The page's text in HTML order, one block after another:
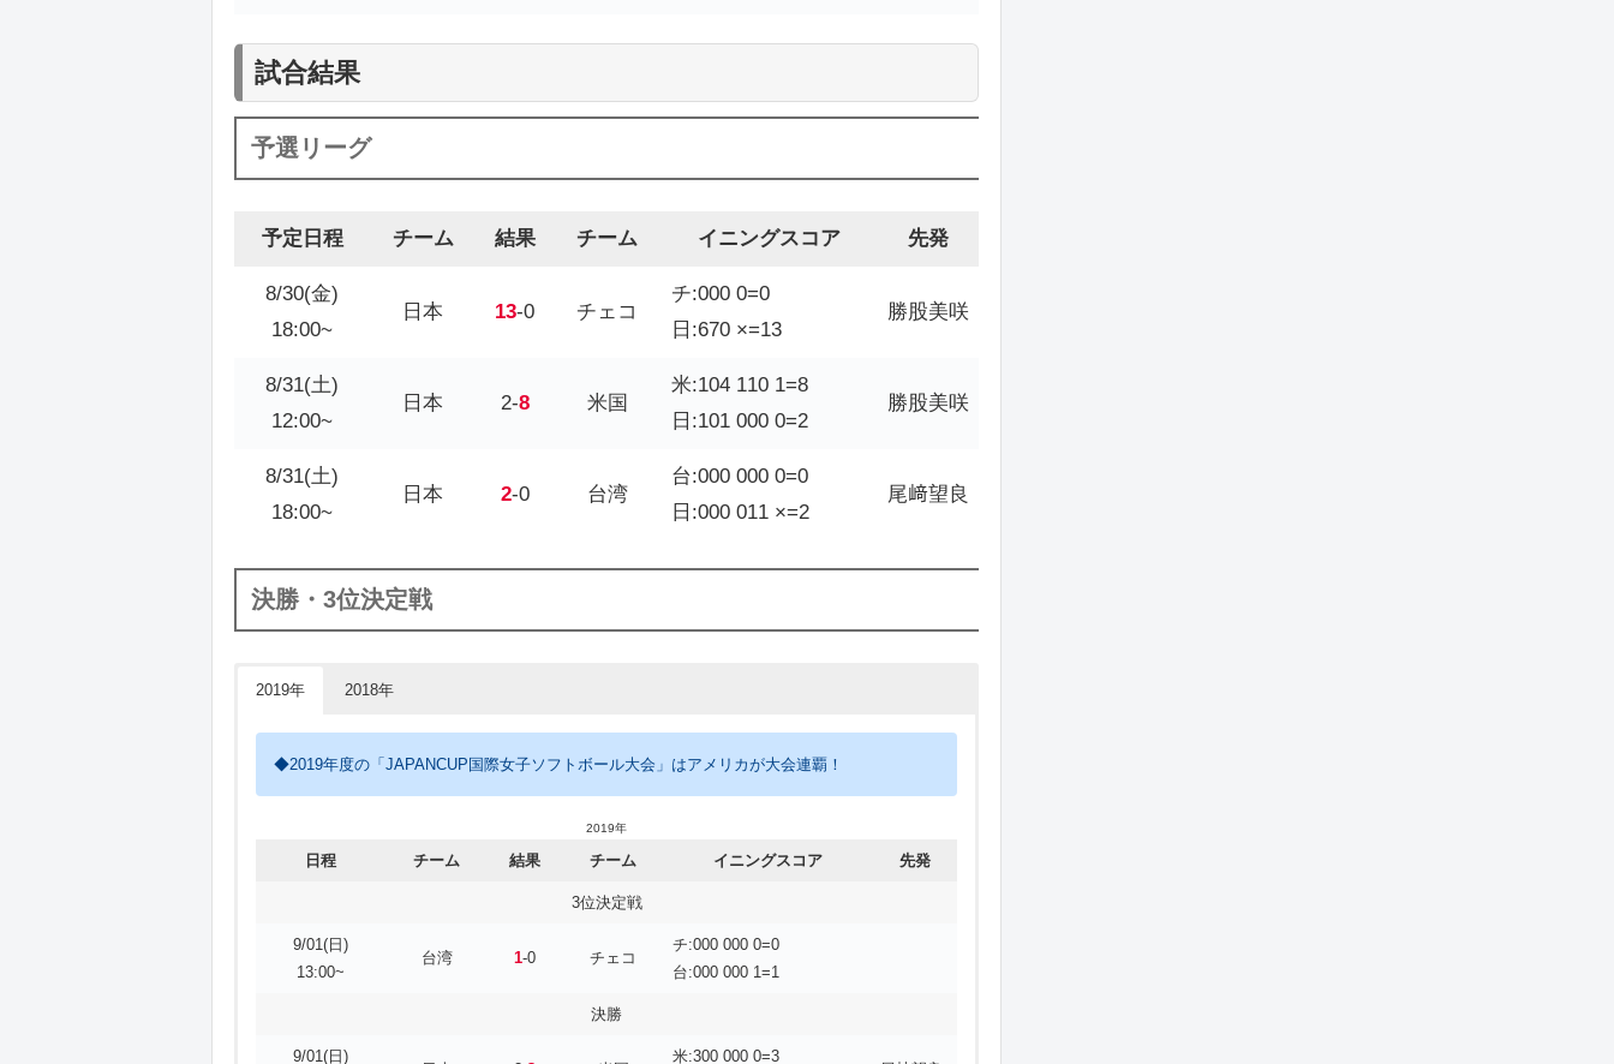
試合結果
予選リーグ
予定日程 チーム 結果 チーム イニングスコア 先発
8/30(金)
18:00~
日本 13-0 チェコ
チ:000 0=0
日:670 ×=13
勝股美咲
8/31(土)
12:00~
日本 2-8 米国
米:104 110 1=8
日:101 000 0=2
勝股美咲
8/31(土)
18:00~
日本 2-0 台湾
台:000 000 0=0
日:000 011 ×=2
尾﨑望良
決勝・3位決定戦
2019年 2018年
◆2019年度の「JAPANCUP国際女子ソフトボール大会」はアメリカが大会連覇！
2019年
日程 チーム 結果 チーム イニングスコア 先発
3位決定戦
9/01(日)
13:00~
台湾 1-0 チェコ
チ:000 000 0=0
台:000 000 1=1
決勝
9/01(日) 米:300 000 0=3